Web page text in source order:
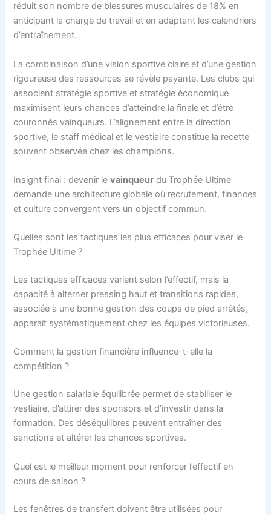
réduit son nombre de blessures musculaires de 18% en
anticipant la charge de travail et en adaptant les calendriers
d’entraînement.
La combinaison d’une vision sportive claire et d’une gestion
rigoureuse des ressources se révèle payante. Les clubs qui
associent stratégie sportive et stratégie économique
maximisent leurs chances d’atteindre la finale et d’être
couronnés vainqueurs. L’alignement entre la direction
sportive, le staff médical et le vestiaire constitue la recette
souvent observée chez les champions.
Insight final : devenir levainqueur du Trophée Ultime
demande une architecture globale où recrutement, finances
et culture convergent vers un objectif commun.
Quelles sont les tactiques les plus efficaces pour viser le
Trophée Ultime ?
Les tactiques efficaces varient selon l’effectif, mais la
capacité à alterner pressing haut et transitions rapides,
associée à une bonne gestion des coups de pied arrêtés,
apparaît systématiquement chez les équipes victorieuses.
Comment la gestion financière influence-t-elle la
compétition ?
Une gestion salariale équilibrée permet de stabiliser le
vestiaire, d’attirer des sponsors et d’investir dans la
formation. Des déséquilibres peuvent entraîner des
sanctions et altérer les chances sportives.
Quel est le meilleur moment pour renforcer l’effectif en
cours de saison ?
Les fenêtres de transfert doivent être utilisées pour